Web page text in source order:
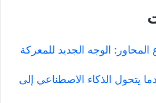
الوجه الجديد للمعركة
يتحول الذكاء الاصطناعي إلى